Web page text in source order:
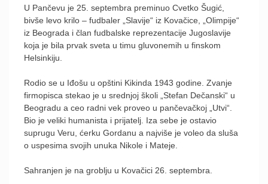
U Pančevu je 25. septembra preminuo Cvetko Šugić,
bivše levo krilo – fudbaler „Slavije“ iz Kovačice, „Olimpije“
iz Beograda i član fudbalske reprezentacije Jugoslavije
koja je bila prvak sveta u timu gluvonemih u finskom
Helsinkiju.
Rodio se u Iđošu u opštini Kikinda 1943 godine. Zvanje
firmopisca stekao je u srednjoj školi „Stefan Dečanski“ u
Beogradu a ceo radni vek proveo u pančevačkoj „Utvi“.
Bio je veliki humanista i prijatelj. Iza sebe je ostavio
suprugu Veru, ćerku Gordanu a najviše je voleo da sluša
o uspesima svojih unuka Nikole i Mateje.
Sahranjen je na groblju u Kovačici 26. septembra.